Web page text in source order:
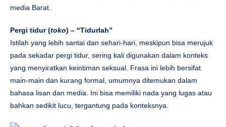
media Barat.
Pergi tidur (toko) – “Tidurlah”
Istilah yang lebih santai dan sehari-hari, meskipun bisa merujuk
pada sekadar pergi tidur, sering kali digunakan dalam konteks
yang menyiratkan keintiman seksual. Frasa ini lebih bersifat
main-main dan kurang formal, umumnya ditemukan dalam
bahasa lisan dan media. Ini bisa memiliki nada yang lugas atau
bahkan sedikit lucu, tergantung pada konteksnya.